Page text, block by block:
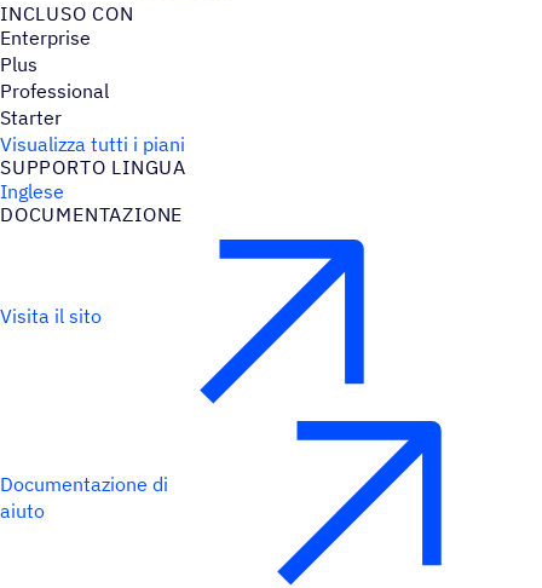
INCLUSO CON
Enterprise
Plus
Professional
Starter
Visualizza tutti i piani
SUPPORTO LINGUA
Inglese
DOCU­MEN­TA­ZIONE
Visita il sito
Documentazione di
aiuto